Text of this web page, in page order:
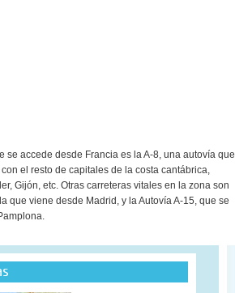
se accede desde Francia es la A-8, una autovía que
el resto de capitales de la costa cantábrica,
Gijón, etc. Otras carreteras vitales en la zona son
que viene desde Madrid, y la Autovía A-15, que se